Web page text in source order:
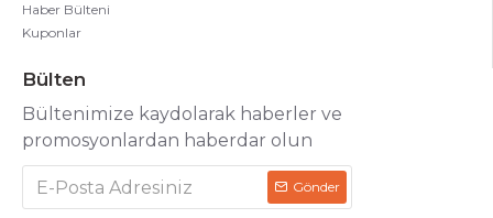
Haber Bülteni
Kuponlar
Bülten
Bültenimize kaydolarak haberler ve
promosyonlardan haberdar olun
Gönder